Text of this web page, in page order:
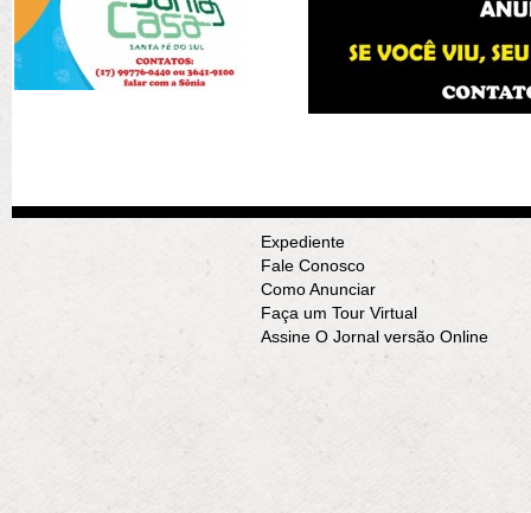
Expediente
Fale Conosco
Como Anunciar
Faça um Tour Virtual
Assine O Jornal versão Online